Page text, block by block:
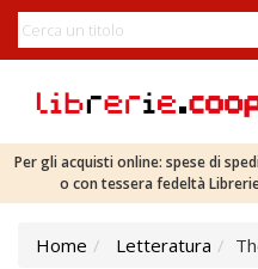
Per gli acquisti online: spese di
o con tessera fedeltà
Home Letteratura